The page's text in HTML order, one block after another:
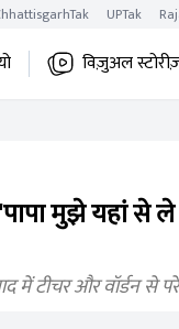
UPTak
विज़ुअल
मुझे यहां
में टीचर और वॉर्डन